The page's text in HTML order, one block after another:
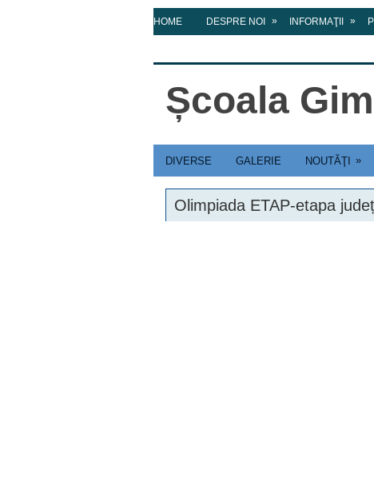
HOME DESPRE NOI » INFORMAŢII »
Școala
DIVERSE GALERIE NOUTĂŢI »
Olimpiada ETAP-etapa